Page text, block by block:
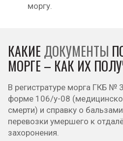
моргу.
КАКИЕ ДОКУМЕНТЫ
МОРГЕ – КАК ИХ
В регистратуре морга ГКБ №
форме 106/у-08
смерти) и справку о
перевозки умершего к
захоронения.